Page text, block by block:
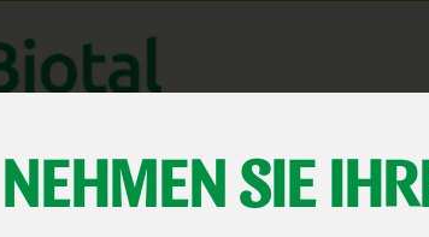
NEHMEN SIE